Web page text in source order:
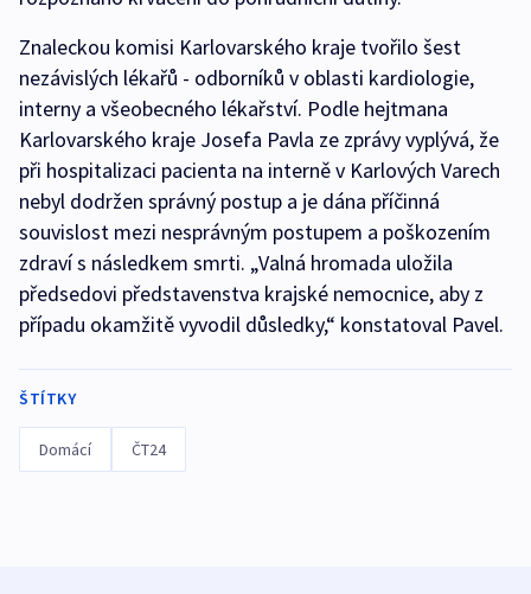
Znaleckou komisi Karlovarského kraje tvořilo šest
nezávislých lékařů - odborníků v oblasti kardiologie,
interny a všeobecného lékařství. Podle hejtmana
Karlovarského kraje Josefa Pavla ze zprávy vyplývá, že
při hospitalizaci pacienta na interně v Karlových Varech
nebyl dodržen správný postup a je dána příčinná
souvislost mezi nesprávným postupem a poškozením
zdraví s následkem smrti. „Valná hromada uložila
předsedovi představenstva krajské nemocnice, aby z
případu okamžitě vyvodil důsledky,“ konstatoval Pavel.
ŠTÍTKY
Domácí ČT24